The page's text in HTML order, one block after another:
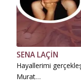
SENA LAÇİN
Hayallerimi
Murat…